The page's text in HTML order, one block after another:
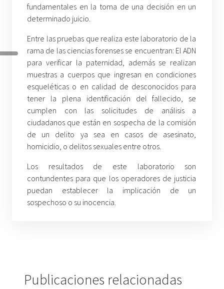
fundamentales en la toma de una decisión en un
determinado juicio.
Entre las pruebas que realiza este laboratorio de la
rama de las ciencias forenses se encuentran: El ADN
para verificar la paternidad, además se realizan
muestras a cuerpos que ingresan en condiciones
esqueléticas o en calidad de desconocidos para
tener la plena identificación del fallecido, se
cumplen con las solicitudes de análisis a
ciudadanos que están en sospecha de la comisión
de un delito ya sea en casos de asesinato,
homicidio, o delitos sexuales entre otros.
Los resultados de este laboratorio son
contundentes para que los operadores de justicia
puedan establecer la implicación de un
sospechoso o su inocencia.
Publicaciones relacionadas